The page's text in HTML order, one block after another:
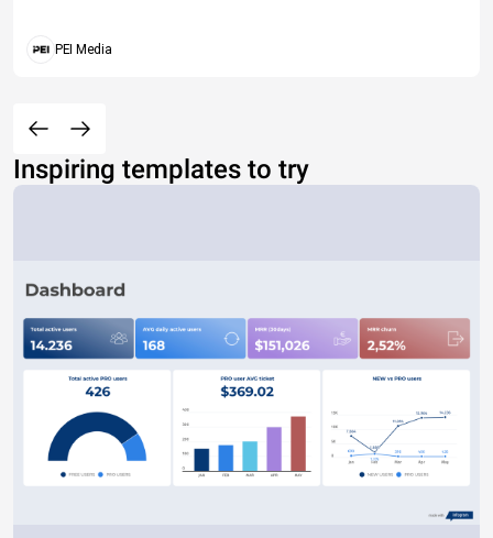
PEI Media
Inspiring templates to try